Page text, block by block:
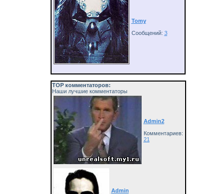
Tomy
Сообщений: 3
ТОP комментаторов:
Наши лучшие комментаторы
Admin2
Комментариев:
21
Admin